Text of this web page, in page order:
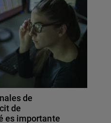
de
de
es importante